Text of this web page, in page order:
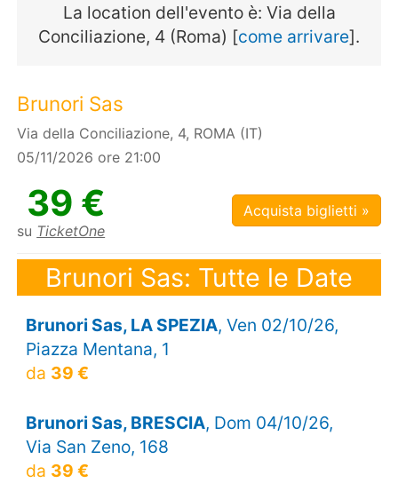
La location dell'evento è: Via della
Conciliazione, 4 (Roma) [come arrivare].
Brunori Sas
Via della Conciliazione, 4, ROMA (IT)
05/11/2026 ore 21:00
39 €
su TicketOne
Acquista biglietti »
Brunori Sas: Tutte le Date
Brunori Sas, LA SPEZIA, Ven 02/10/26,
Piazza Mentana, 1
da 39 €
Brunori Sas, BRESCIA, Dom 04/10/26,
Via San Zeno, 168
da 39 €